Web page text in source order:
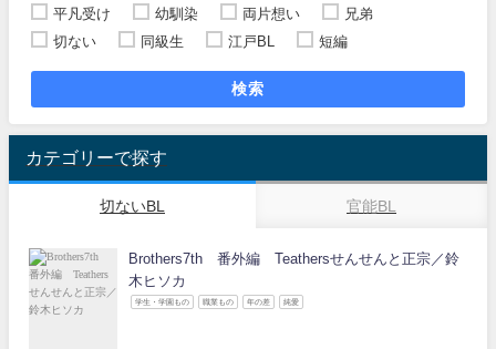
平凡受け
幼馴染 両片想い
兄弟
切ない
同級生 江戸BL 短編
検索
カテゴリーで探す
切ないBL 官能BL
Brothers7th 番外編 Teathersせんせんと正宗／鈴
木ヒソカ
学生・学園もの 職業もの 年の差 純愛